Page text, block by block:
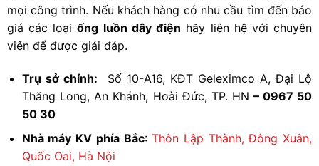
mọi công trình. Nếu khách hàng có nhu cầu tìm đến báo
giá các loạiống luồn dây điện hãy liên hệ với chuyên
viên để được giải đáp.
Trụ sở chính: Số 10-A16, KĐT Geleximco A, Đại Lộ
Thăng Long, An Khánh, Hoài Đức, TP. HN – 0967 50
50 30
Nhà máy KV phía Bắc:Thôn Lập Thành, Đông Xuân,
Quốc Oai, Hà Nội